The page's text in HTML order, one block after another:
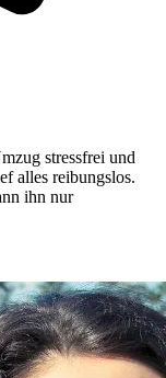
stressfrei und
alles reibungslos.
ihn nur